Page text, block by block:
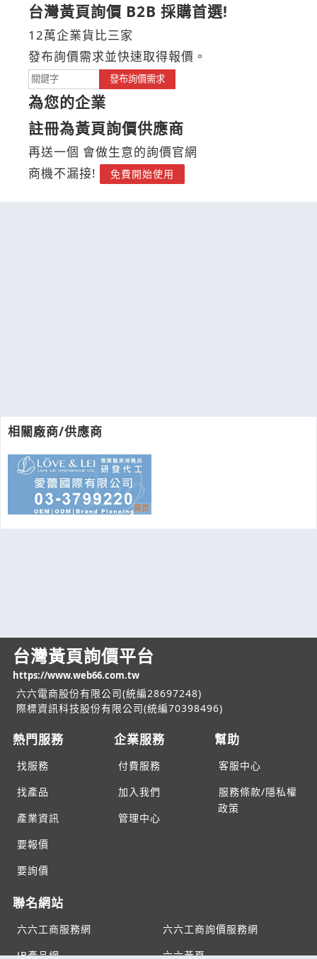
台灣黃頁詢價 B2B 採購首選!
12萬企業貨比三家
發布詢價需求並快速取得報價。
發布詢價需求
為您的企業
註冊為黃頁詢價供應商
再送一個 會做生意的詢價官網
商機不漏接!
免費開始使用
相關廠商/供應商
台灣黃頁詢價平台
https://www.web66.com.tw
六六電商股份有限公司(統編28697248)
際標資訊科技股份有限公司(統編70398496)
熱門服務
找服務
找產品
產業資訊
要報價
要詢價
企業服務
付費服務
加入我們
管理中心
幫助
客服中心
服務條款/隱私權
政策
聯名網站
六六工商服務網
六六工商詢價服務網
JB產品網
六六黃頁